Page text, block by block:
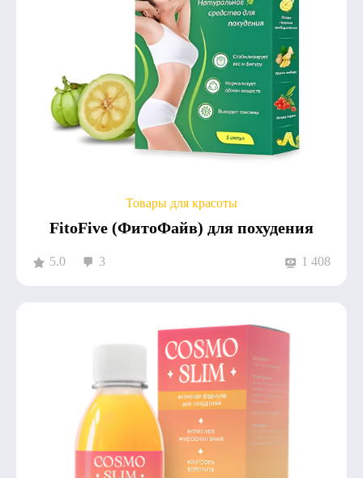
Товары для красоты
FitoFive (ФитоФайв) для похудения
5.0 3 1 408